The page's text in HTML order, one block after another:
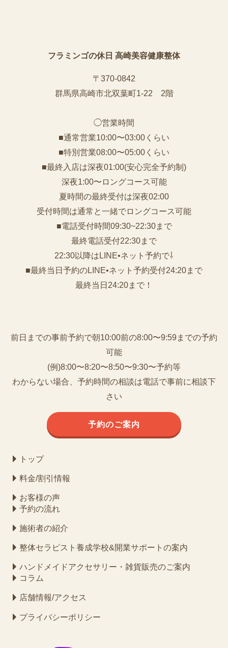
フラミンゴの休日 高崎美容健康整体
〒370-0842
群馬県高崎市北双葉町1-22 2階
◯営業時間
■通常営業10:00〜03:00くらい
■特別営業08:00〜05:00くらい
■最終入店は深夜01:00(安心完全予約制)
深夜1:00〜ロングコース可能
夏時間の最終受付は深夜02:00
受付時間は通常と一緒でロングコース可能
■電話受付時間09:30~22:30まで
️最終電話受付22:30まで
22:30以降はLINE•ネット予約で⇩
■最終当日予約のLINE•ネット予約受付24:20まで
最終当日24:20まで！
前日までの事前予約で朝10:00前の8:00〜9:59までの予約
可能
(例)8:00〜8:20〜8:50〜9:30〜予約等
わからない場合、予約時間の相談は電話で事前に相談下
さい
予約のご案内
トップ
料金/割引情報
お客様の声
予約の流れ
施術者の紹介
整体セラピスト養成学校&開業サポートの案内
ハンドメイドアクセサリー・雑貨販売のご案内
コラム
店舗情報/アクセス
プライバシーポリシー